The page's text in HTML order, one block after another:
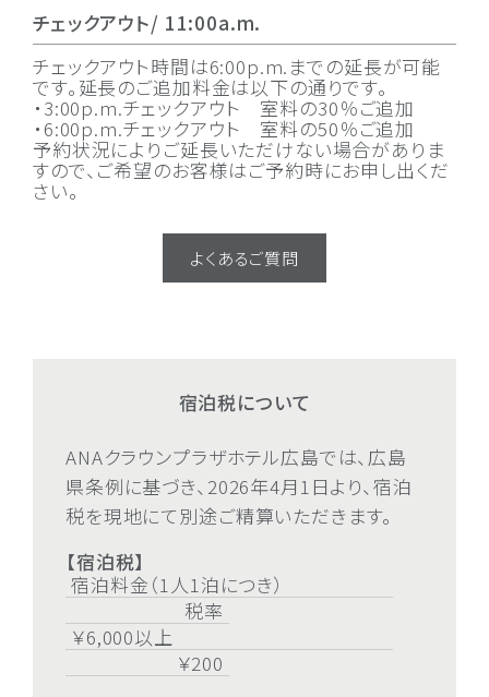
チェックアウト/ 11:00a.m.
チェックアウト時間は6:00p.m.までの延長が可能
です。延長のご追加料金は以下の通りです。
・3:00p.m.チェックアウト 室料の30％ご追加
・6:00p.m.チェックアウト 室料の50％ご追加
予約状況によりご延長いただけない場合がありま
すので、ご希望のお客様はご予約時にお申し出くだ
さい。
よくあるご質問
宿泊税について
ANAクラウンプラザホテル広島では、広島
県条例に基づき、2026年4月1日より、宿泊
税を現地にて別途ご精算いただきます。
【宿泊税】
宿泊料金（1人1泊につき）
税率
￥6,000以上
￥200